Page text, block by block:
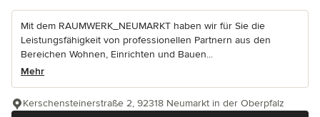
Mit dem RAUMWERK_NEUMARKT haben wir für Sie die
Leistungsfähigkeit von professionellen Partnern aus den
Bereichen Wohnen, Einrichten und Bauen...
Mehr
Kerschensteinerstraße 2, 92318 Neumarkt in der Oberpfalz